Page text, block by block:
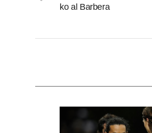
ko al Barbera